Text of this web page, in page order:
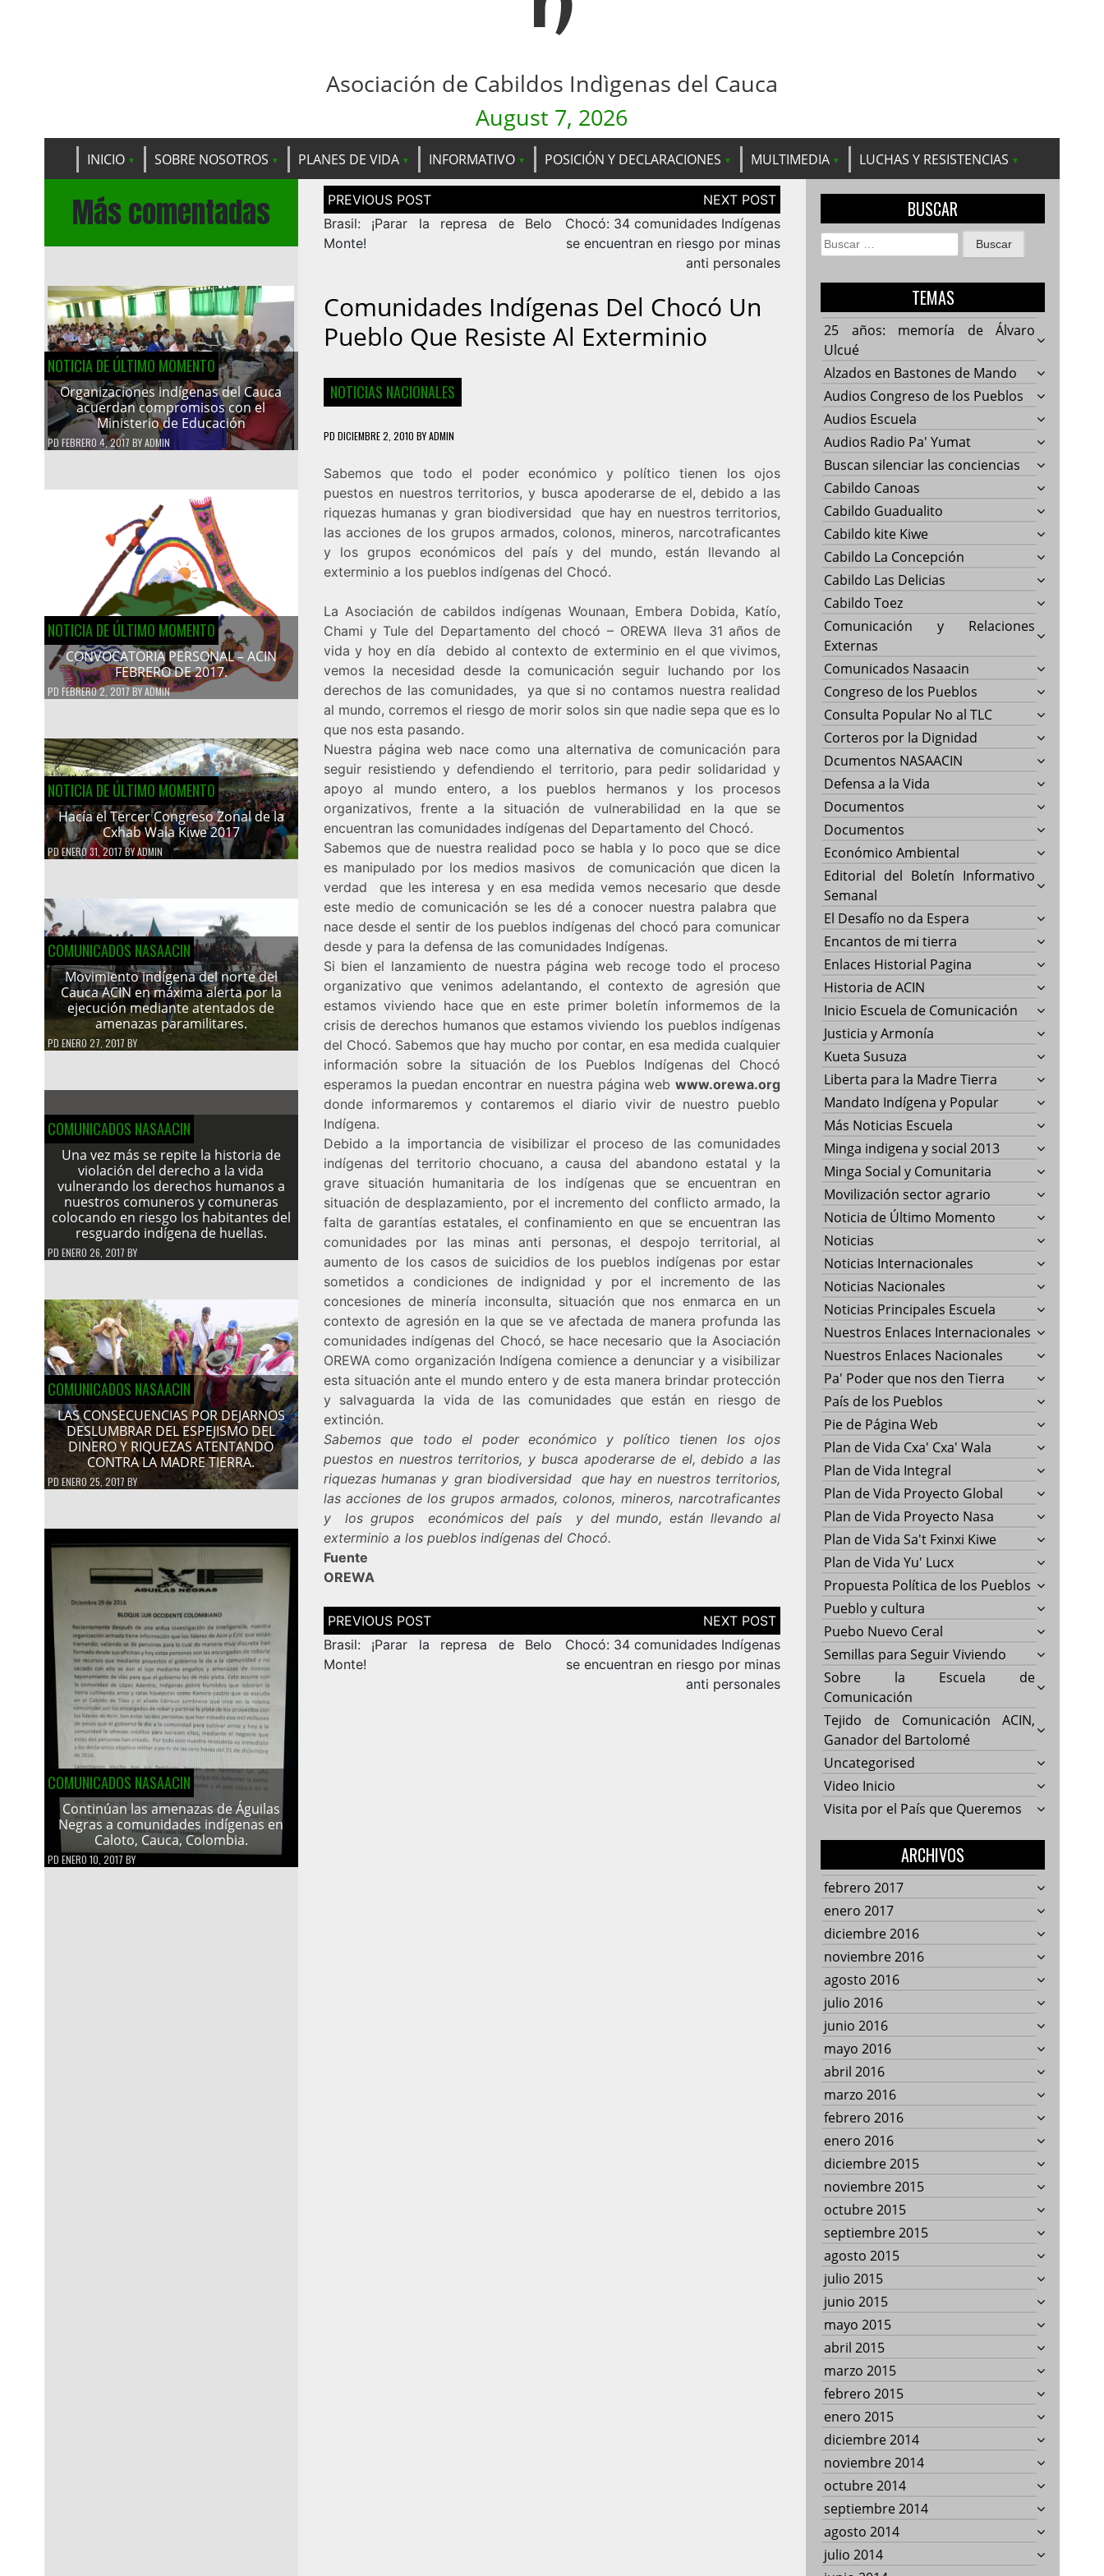
Asociación de Cabildos Indìgenas del Cauca
August 7, 2026
INICIO SOBRE NOSOTROS PLANES DE VIDA INFORMATIVO POSICIÓN Y DECLARACIONES MULTIMEDIA LUCHAS Y RESISTENCIAS
Más comentadas
NOTICIA DE ÚLTIMO MOMENTO
Organizaciones indígenas del Cauca
acuerdan compromisos con el
Ministerio de Educación
PD FEBRERO 4, 2017 BYADMIN
NOTICIA DE ÚLTIMO MOMENTO
CONVOCATORIA PERSONAL – ACIN
FEBRERO DE 2017.
PD FEBRERO 2, 2017BYADMIN
NOTICIA DE ÚLTIMO MOMENTO
Hacía el Tercer Congreso Zonal de la
Cxhab Wala Kiwe 2017
PDENERO 31, 2017BYADMIN
COMUNICADOS NASAACIN
Movimiento indígena del norte del
Cauca ACIN en máxima alerta por la
ejecución mediante atentados de
amenazas paramilitares.
PD ENERO 27, 2017 BY
COMUNICADOS NASAACIN
Una vez más se repite la historia de
violación del derecho a la vida
vulnerando los derechos humanos a
nuestros comuneros y comuneras
colocando en riesgo los habitantes del
resguardo indígena de huellas.
PD ENERO 26, 2017 BY
COMUNICADOS NASAACIN
LAS CONSECUENCIAS POR DEJARNOS
DESLUMBRAR DEL ESPEJISMO DEL
DINERO Y RIQUEZAS ATENTANDO
CONTRA LA MADRE TIERRA.
PDENERO 25, 2017 BY
COMUNICADOS NASAACIN
Continúan las amenazas de Águilas
Negras a comunidades indígenas en
Caloto, Cauca, Colombia.
PD ENERO 10, 2017 BY
Navegación
de
entradas
Brasil: ¡Parar la represa de Belo
Monte!
Chocó: 34 comunidades Indígenas
se encuentran en riesgo por minas
anti personales
Comunidades Indígenas Del Chocó Un
Pueblo Que Resiste Al Exterminio
NOTICIAS NACIONALES
PD DICIEMBRE 2, 2010 BYADMIN
Sabemos que todo el poder económico y político tienen los ojos
puestos en nuestros territorios, y busca apoderarse de el, debido a las
riquezas humanas y gran biodiversidad que hay en nuestros territorios,
las acciones de los grupos armados, colonos, mineros, narcotraficantes
y los grupos económicos del país y del mundo, están llevando al
exterminio a los pueblos indígenas del Chocó.
La Asociación de cabildos indígenas Wounaan, Embera Dobida, Katío,
Chami y Tule del Departamento del chocó – OREWA lleva 31 años de
vida y hoy en día debido al contexto de exterminio en el que vivimos,
vemos la necesidad desde la comunicación seguir luchando por los
derechos de las comunidades, ya que si no contamos nuestra realidad
al mundo, corremos el riesgo de morir solos sin que nadie sepa que es lo
que nos esta pasando.
Nuestra página web nace como una alternativa de comunicación para
seguir resistiendo y defendiendo el territorio, para pedir solidaridad y
apoyo al mundo entero, a los pueblos hermanos y los procesos
organizativos, frente a la situación de vulnerabilidad en la que se
encuentran las comunidades indígenas del Departamento del Chocó.
Sabemos que de nuestra realidad poco se habla y lo poco que se dice
es manipulado por los medios masivos de comunicación que dicen la
verdad que les interesa y en esa medida vemos necesario que desde
este medio de comunicación se les dé a conocer nuestra palabra que
nace desde el sentir de los pueblos indígenas del chocó para comunicar
desde y para la defensa de las comunidades Indígenas.
Si bien el lanzamiento de nuestra página web recoge todo el proceso
organizativo que venimos adelantando, el contexto de agresión que
estamos viviendo hace que en este primer boletín informemos de la
crisis de derechos humanos que estamos viviendo los pueblos indígenas
del Chocó. Sabemos que hay mucho por contar, en esa medida cualquier
información sobre la situación de los Pueblos Indígenas del Chocó
esperamos la puedan encontrar en nuestra página webwww.orewa.org
donde informaremos y contaremos el diario vivir de nuestro pueblo
Indígena.
Debido a la importancia de visibilizar el proceso de las comunidades
indígenas del territorio chocuano, a causa del abandono estatal y la
grave situación humanitaria de los indígenas que se encuentran en
situación de desplazamiento, por el incremento del conflicto armado, la
falta de garantías estatales, el confinamiento en que se encuentran las
comunidades por las minas anti personas, el despojo territorial, al
aumento de los casos de suicidios de los pueblos indígenas por estar
sometidos a condiciones de indignidad y por el incremento de las
concesiones de minería inconsulta, situación que nos enmarca en un
contexto de agresión en la que se ve afectada de manera profunda las
comunidades indígenas del Chocó, se hace necesario que la Asociación
OREWA como organización Indígena comience a denunciar y a visibilizar
esta situación ante el mundo entero y de esta manera brindar protección
y salvaguarda la vida de las comunidades que están en riesgo de
extinción.
Sabemos que todo el poder económico y político tienen los ojos
puestos en nuestros territorios, y busca apoderarse de el, debido a las
riquezas humanas y gran biodiversidad que hay en nuestros territorios,
las acciones de los grupos armados, colonos, mineros, narcotraficantes
y los grupos económicos del país y del mundo, están llevando al
exterminio a los pueblos indígenas del Chocó.
Fuente
OREWA
Navegación
de
entradas
Brasil: ¡Parar la represa de Belo
Monte!
Chocó: 34 comunidades Indígenas
se encuentran en riesgo por minas
anti personales
BUSCAR
Buscar:
TEMAS
25 años: memoría de Álvaro
Ulcué
Alzados en Bastones de Mando
Audios Congreso de los Pueblos
Audios Escuela
Audios Radio Pa' Yumat
Buscan silenciar las conciencias
Cabildo Canoas
Cabildo Guadualito
Cabildo kite Kiwe
Cabildo La Concepción
Cabildo Las Delicias
Cabildo Toez
Comunicación y Relaciones
Externas
Comunicados Nasaacin
Congreso de los Pueblos
Consulta Popular No al TLC
Corteros por la Dignidad
Dcumentos NASAACIN
Defensa a la Vida
Documentos
Documentos
Económico Ambiental
Editorial del Boletín Informativo
Semanal
El Desafío no da Espera
Encantos de mi tierra
Enlaces Historial Pagina
Historia de ACIN
Inicio Escuela de Comunicación
Justicia y Armonía
Kueta Susuza
Liberta para la Madre Tierra
Mandato Indígena y Popular
Más Noticias Escuela
Minga indigena y social 2013
Minga Social y Comunitaria
Movilización sector agrario
Noticia de Último Momento
Noticias
Noticias Internacionales
Noticias Nacionales
Noticias Principales Escuela
Nuestros Enlaces Internacionales
Nuestros Enlaces Nacionales
Pa' Poder que nos den Tierra
País de los Pueblos
Pie de Página Web
Plan de Vida Cxa' Cxa' Wala
Plan de Vida Integral
Plan de Vida Proyecto Global
Plan de Vida Proyecto Nasa
Plan de Vida Sa't Fxinxi Kiwe
Plan de Vida Yu' Lucx
Propuesta Política de los Pueblos
Pueblo y cultura
Puebo Nuevo Ceral
Semillas para Seguir Viviendo
Sobre la Escuela de
Comunicación
Tejido de Comunicación ACIN,
Ganador del Bartolomé
Uncategorised
Video Inicio
Visita por el País que Queremos
ARCHIVOS
febrero 2017
enero 2017
diciembre 2016
noviembre 2016
agosto 2016
julio 2016
junio 2016
mayo 2016
abril 2016
marzo 2016
febrero 2016
enero 2016
diciembre 2015
noviembre 2015
octubre 2015
septiembre 2015
agosto 2015
julio 2015
junio 2015
mayo 2015
abril 2015
marzo 2015
febrero 2015
enero 2015
diciembre 2014
noviembre 2014
octubre 2014
septiembre 2014
agosto 2014
julio 2014